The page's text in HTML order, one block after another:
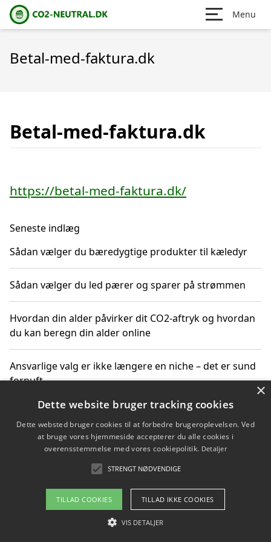
Menu
Betal-med-faktura.dk
Betal-med-faktura.dk
https://betal-med-faktura.dk/
Seneste indlæg
Sådan vælger du bæredygtige produkter til kæledyr
Sådan vælger du led pærer og sparer på strømmen
Hvordan din alder påvirker dit CO2-aftryk og hvordan
du kan beregn din alder online
Ansvarlige valg er ikke længere en niche – det er sund
fornuft
Sådan kan du handle bæredygtigt og bestil med
faktura
Om / kontakt
Blog Betingelser
×
Dette website bruger tracking cookies
Dette websted bruger cookies til at forbedre brugeroplevelsen. Ved
at bruge vores hjemmeside accepterer du alle cookies i
overensstemmelse med vores cookiepolitik. Detaljer
STRENGT NØDVENDIGE
TILLAD COOKIES TILLAD IKKE COOKIES
VIS DETALJER